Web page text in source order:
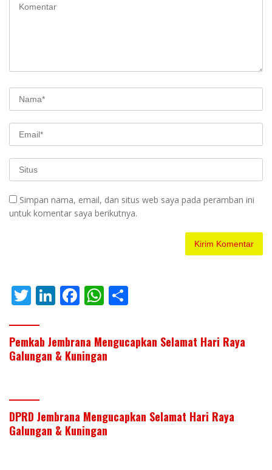
Simpan nama, email, dan situs web saya pada peramban ini
untuk komentar saya berikutnya.
T
itt
er
Li
k
e
F
e
b
k
W
at
s
p
ar
e
Pemkab Jembrana Mengucapkan Selamat Hari Raya
Galungan & Kuningan
DPRD Jembrana Mengucapkan Selamat Hari Raya
Galungan & Kuningan